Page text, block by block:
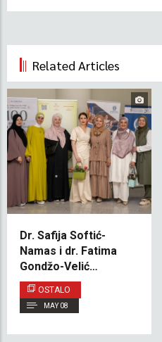
Related Articles
Dr. Safija Softić-
Namas i dr. Fatima
Gondžo-Velić
predstavile knjigu
„100 recepata za
zdrav život” na
OSTALO
MAY 08